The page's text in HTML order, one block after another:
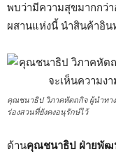
พบว่ามีความสุขมากกว่
ผสานแห่งนี้ นำสินค้าอิน
คุณชนาธิป วิภาคหัตถกิจ ผู้นำทา
ร่องสวนที่ยังคงอนุรักษ์ไว้
ด้านคุณชนาธิป ฝ่ายพัฒ